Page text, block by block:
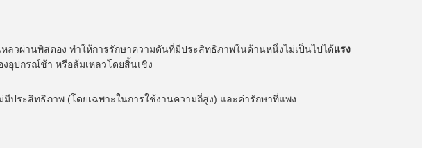
หลวผ่านพิสตอง ทําให้การรักษาความดันที่มีประสิทธิภาพในด้านหนึ่งไม่เป็นไปได้แรง
งอุปกรณ์ช้า หรือล้มเหลวโดยสิ้นเชิง
ประสิทธิภาพ (โดยเฉพาะในการใช้งานความถี่สูง) และค่ารักษาที่แพง